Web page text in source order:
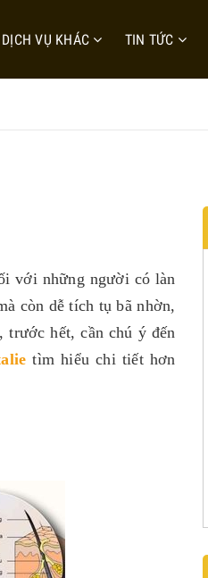
DỊCH VỤ KHÁC TIN TỨC
với những người có làn
còn dễ tích tụ bã nhờn,
trước hết, cần chú ý đến
tìm hiểu chi tiết hơn